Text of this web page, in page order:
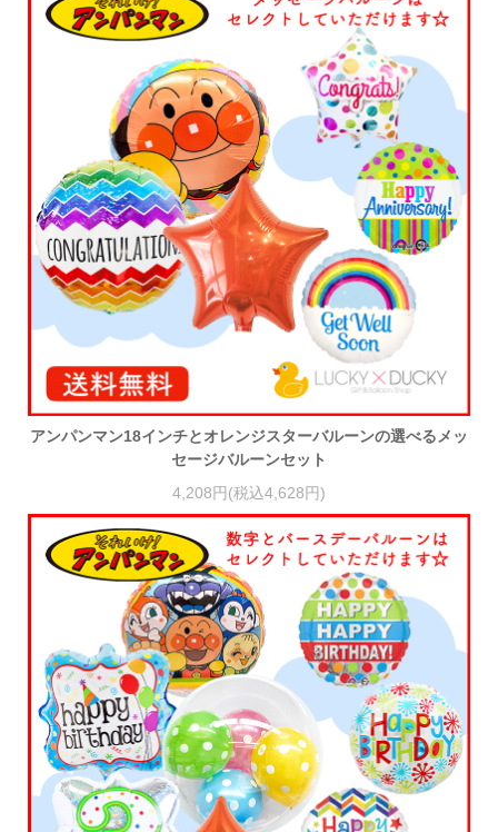
アンパンマン18インチとオレンジスターバルーンの選べるメッ
セージバルーンセット
4,208円(税込4,628円)